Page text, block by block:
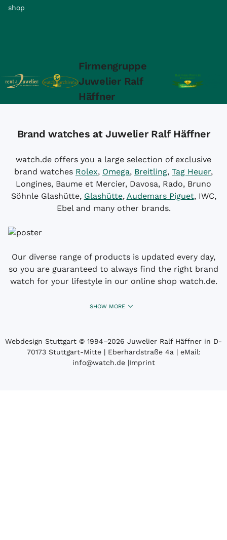
shop
Firmengruppe
Juwelier Ralf
Häffner
Brand watches at Juwelier Ralf Häffner
watch.de offers you a large selection of exclusive
brand watches Rolex, Omega, Breitling, Tag Heuer,
Longines, Baume et Mercier, Davosa, Rado, Bruno
Söhnle Glashütte, Glashütte, Audemars Piguet, IWC,
Ebel and many other brands.
Our diverse range of products is updated every day,
so you are guaranteed to always find the right brand
watch for your lifestyle in our online shop watch.de.
SHOW MORE
Webdesign Stuttgart © 1994­–2026 Juwelier Ralf Häffner in D-
70173 Stuttgart-Mitte | Eberhardstraße 4a | eMail:
info@watch.de|Imprint